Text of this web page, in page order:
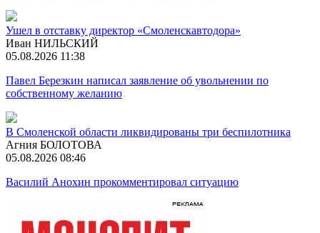
Ушел в отставку директор «Смоленскавтодора»
Иван НИЛЬСКИЙ
05.08.2026 11:38
Павел Березкин написал заявление об увольнении по
собственному желанию
В Смоленской области ликвидированы три беспилотника
Агния БОЛОТОВА
05.08.2026 08:46
Василий Анохин прокомментировал ситуацию